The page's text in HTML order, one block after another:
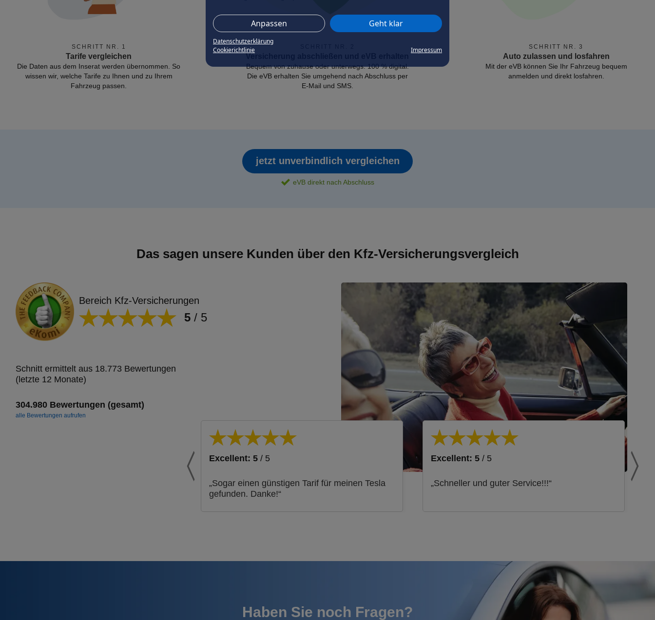
Anpassen Geht klar
Datenschutzerklärung
Cookierichtlinie
Impressum
SCHRITT NR. 1
Tarife vergleichen
Die Daten aus dem Inserat werden übernommen. So
wissen wir, welche Tarife zu Ihnen und zu Ihrem
Fahrzeug passen.
Bequem von zuhause oder unterwegs. 100 % digital.
Die eVB erhalten Sie umgehend nach Abschluss per
E-Mail und SMS.
SCHRITT NR. 3
Auto zulassen und losfahren
Mit der eVB können Sie Ihr Fahrzeug bequem
anmelden und direkt losfahren.
jetzt unverbindlich vergleichen
eVB direkt nach Abschluss
Das sagen unsere Kunden über den Kfz-Versicherungsvergleich
Bereich Kfz-Versicherungen
5 / 5
Schnitt ermittelt aus 18.773 Bewertungen
(letzte 12 Monate)
304.980 Bewertungen (gesamt)
alle Bewertungen aufrufen
Excellent: 5 / 5
„Sogar einen günstigen Tarif für meinen Tesla
gefunden. Danke!“
Excellent: 5 / 5
„Schneller und guter Service!!!“
Haben Sie noch Fragen?